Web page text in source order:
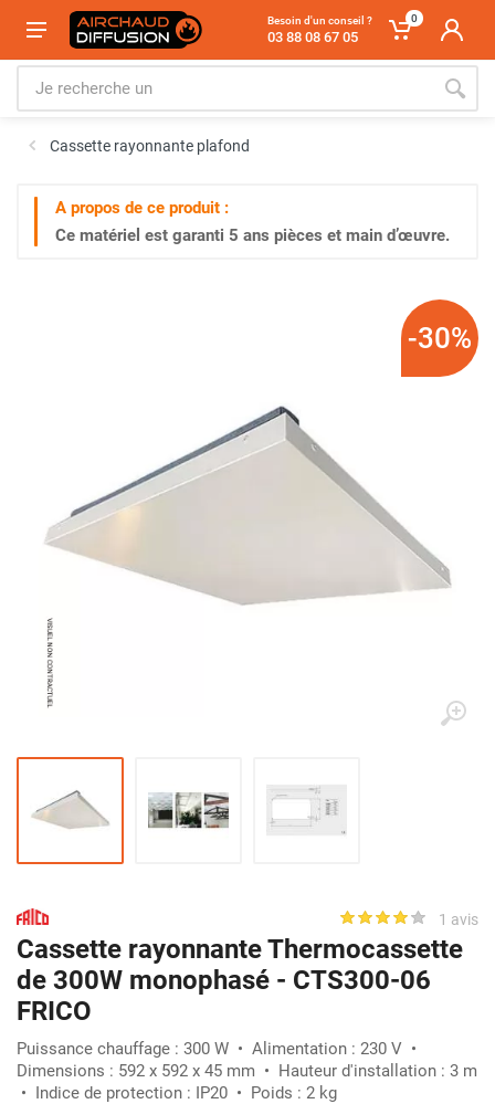
Besoin d'un conseil ?
03 88 08 67 05
0
Cassette rayonnante plafond
A propos de ce produit :
Ce matériel est garanti 5 ans pièces et main d’œuvre.
-30%
1 avis
Cassette rayonnante Thermocassette
de 300W monophasé - CTS300-06
FRICO
Puissance chauffage : 300 W • Alimentation : 230 V •
Dimensions : 592 x 592 x 45 mm • Hauteur d'installation : 3 m
• Indice de protection : IP20 • Poids : 2 kg